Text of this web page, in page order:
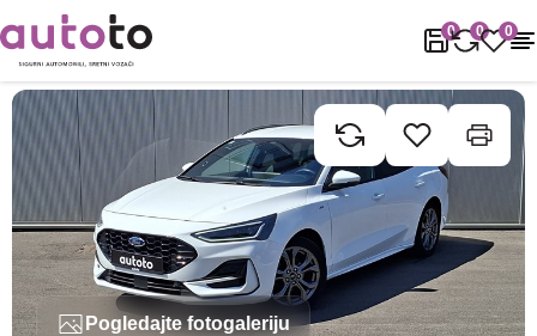
0 0 0
Naslovnica Rabljena vozila Ford Focus Karavan
Pogledajte fotogaleriju